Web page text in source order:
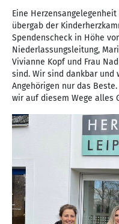
Eine
übergab der
Spendenscheck in Höhe
Niederlassungsleitung,
Vivianne Kopf und Frau
sind. Wir sind dankbar und
Angehörigen nur das
wir auf diesem Wege alles